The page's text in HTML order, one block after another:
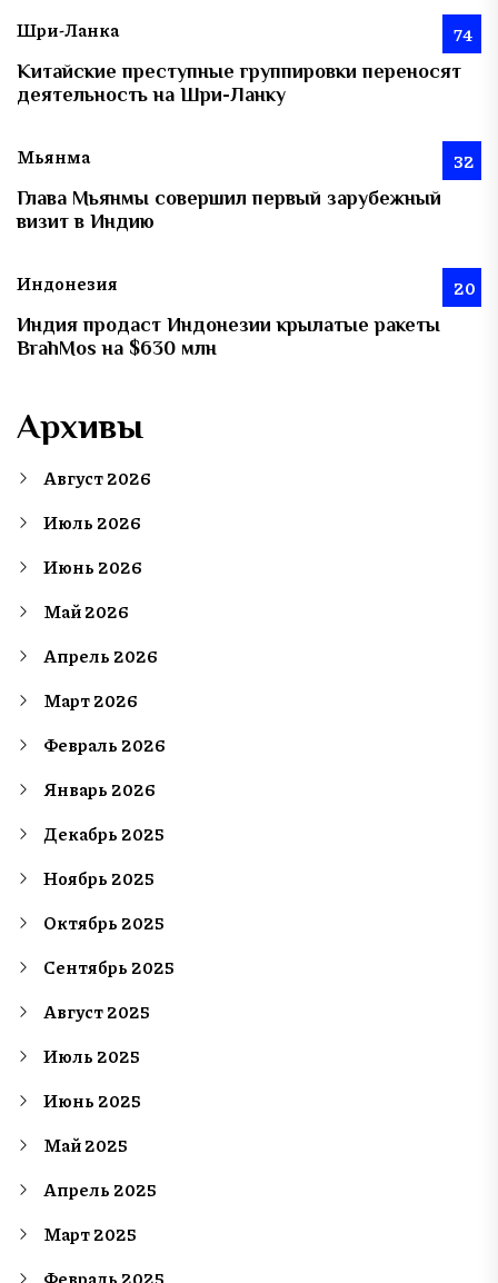
Шри-Ланка 74
Китайские преступные группировки переносят
деятельность на Шри-Ланку
Мьянма 32
Глава Мьянмы совершил первый зарубежный
визит в Индию
Индонезия 20
Индия продаст Индонезии крылатые ракеты
BrahMos на $630 млн
Архивы
Август 2026
Июль 2026
Июнь 2026
Май 2026
Апрель 2026
Март 2026
Февраль 2026
Январь 2026
Декабрь 2025
Ноябрь 2025
Октябрь 2025
Сентябрь 2025
Август 2025
Июль 2025
Июнь 2025
Май 2025
Апрель 2025
Март 2025